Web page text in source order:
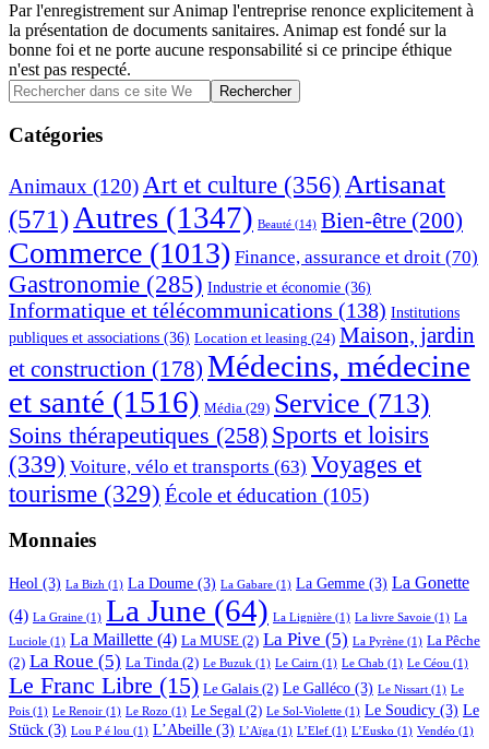
Par l'enregistrement sur Animap l'entreprise renonce explicitement à
la présentation de documents sanitaires. Animap est fondé sur la
bonne foi et ne porte aucune responsabilité si ce principe éthique
n'est pas respecté.
Barre
latérale
principale
Rechercher
dans
ce
site
Catégories
Animaux (120) Art et culture (356) Artisanat
(571) Autres (1347) Beauté (14) Bien-être (200)
Commerce (1013) Finance, assurance et droit (70)
Gastronomie (285) Industrie et économie (36)
Informatique et télécommunications (138) Institutions
publiques et associations (36) Location et leasing (24) Maison, jardin
et construction (178) Médecins, médecine
et santé (1516) Média (29) Service (713)
Soins thérapeutiques (258) Sports et loisirs
(339) Voiture, vélo et transports (63) Voyages et
tourisme (329) École et éducation (105)
Monnaies
Heol (3) La Bizh (1) La Doume (3) La Gabare (1) La Gemme (3) La Gonette
(4) La Graine (1) La June (64) La Lignière (1) La livre Savoie (1) La
Luciole (1) La Maillette (4) La MUSE (2) La Pive (5) La Pyrène (1) La Pêche
(2) La Roue (5) La Tinda (2) Le Buzuk (1) Le Cairn (1) Le Chab (1) Le Céou (1)
Le Franc Libre (15) Le Galais (2) Le Galléco (3) Le Nissart (1) Le
Pois (1) Le Renoir (1) Le Rozo (1) Le Segal (2) Le Sol-Violette (1) Le Soudicy (3) Le
Stück (3) Lou P é lou (1) L’Abeille (3) L’Aïga (1) L’Elef (1) L’Eusko (1) Vendéo (1)